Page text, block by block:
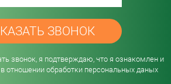
звонок, я подтверждаю, что я ознакомлен и
отношении обработки персональных даных